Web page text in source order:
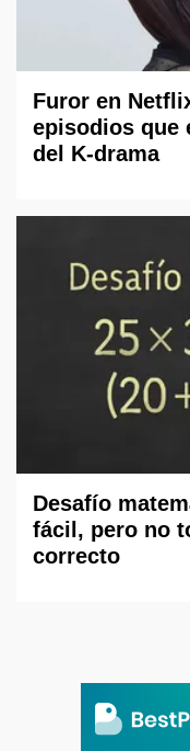
Furor en
episodios que
del K-drama
Desafío
fácil, pero no
correcto